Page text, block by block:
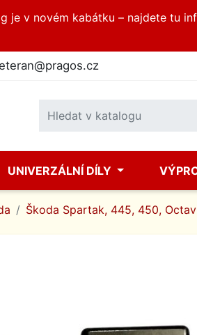
je v novém kabátku – najdete tu
UNIVERZÁLNÍ DÍLY
Škoda Spartak, 445, 450,